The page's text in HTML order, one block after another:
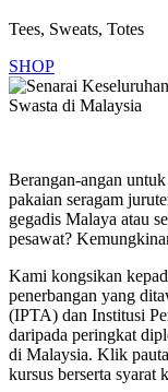
Tees, Sweats, Totes
SHOP
Berangan-angan
pakaian seragam
gegadis Malaya atau
pesawat?
Kami kongsikan
penerbangan yang
(IPTA) dan Institusi
daripada peringkat
di Malaysia. Klik
kursus berserta syarat